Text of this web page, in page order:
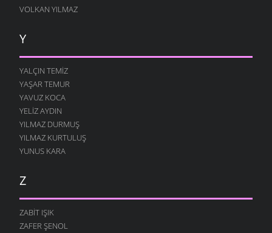
VOLKAN YILMAZ
Y
YALÇIN TEMIZ
YAŞAR TEMUR
YAVUZ KOCA
YELIZ AYDIN
YILMAZ DURMUŞ
YILMAZ KURTULUŞ
YUNUS KARA
Z
ZABIT IŞIK
ZAFER ŞENOL